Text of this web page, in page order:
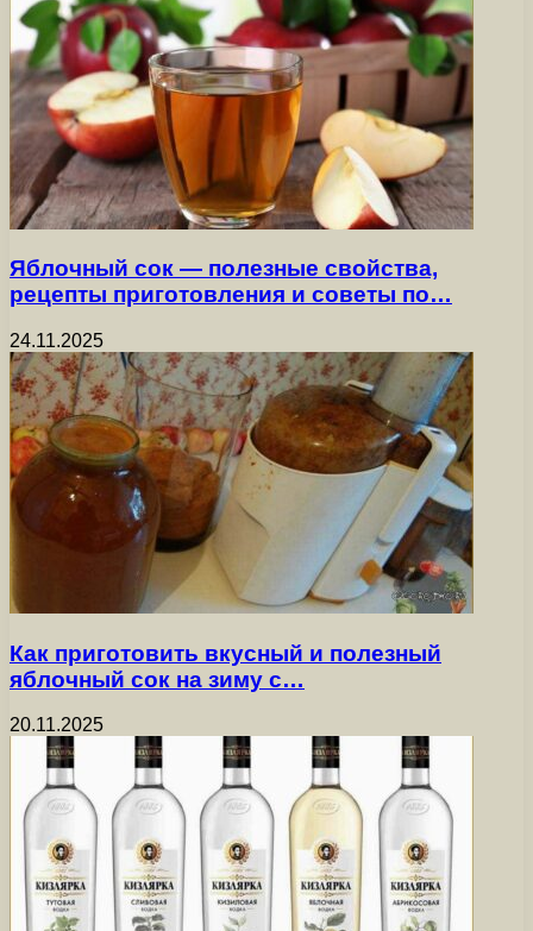
Яблочный сок — полезные свойства,
рецепты приготовления и советы по…
24.11.2025
Как приготовить вкусный и полезный
яблочный сок на зиму с…
20.11.2025